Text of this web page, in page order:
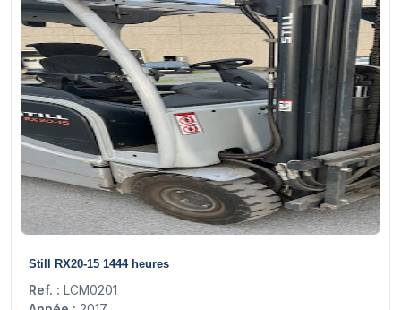
Still RX20-15 1444 heures
Ref. : LCM0201